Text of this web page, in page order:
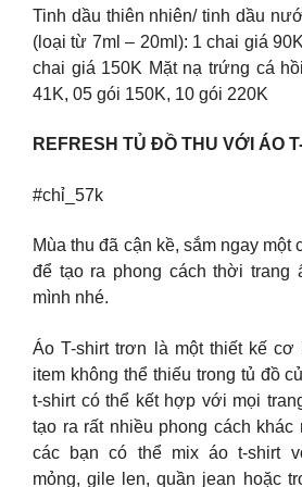
Tinh dầu thiên nhiên/ tinh dầu
(loại từ 7ml – 20ml): 1 chai giá
chai giá 150K Mặt nạ trứng cá
41K, 05 gói 150K, 10 gói 220K
REFRESH TỦ ĐỒ THU VỚI ÁO
#chỉ_57k
Mùa thu đã cận kề, sắm ngay một
để tạo ra phong cách thời trang
mình nhé.
Áo T-shirt trơn là một thiết kế cơ
item không thể thiếu trong tủ đồ
t-shirt có thể kết hợp với mọi
tạo ra rất nhiều phong cách khác
các bạn có thể mix áo t-shirt
mỏng, gile len, quần jean hoặc